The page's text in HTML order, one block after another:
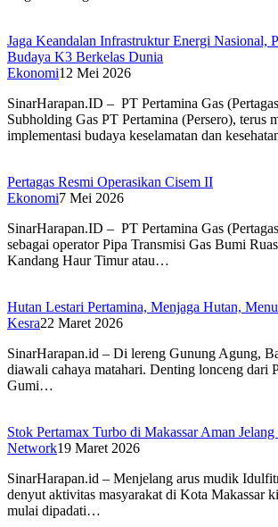
Jaga Keandalan Infrastruktur Energi Nasional,
Budaya K3 Berkelas Dunia
Ekonomi12 Mei 2026
SinarHarapan.ID – PT Pertamina Gas
Subholding Gas PT Pertamina (Persero), terus
implementasi budaya keselamatan dan
Pertagas Resmi Operasikan Cisem II
Ekonomi7 Mei 2026
SinarHarapan.ID – PT Pertamina Gas
sebagai operator Pipa Transmisi Gas Bumi
Kandang Haur Timur atau…
Hutan Lestari Pertamina, Menjaga Hutan,
Kesra22 Maret 2026
SinarHarapan.id – Di lereng Gunung Agung,
diawali cahaya matahari. Denting lonceng dari
Gumi…
Stok Pertamax Turbo di Makassar Aman Jelang
Network19 Maret 2026
SinarHarapan.id – Menjelang arus mudik
denyut aktivitas masyarakat di Kota Makassar
mulai dipadati…